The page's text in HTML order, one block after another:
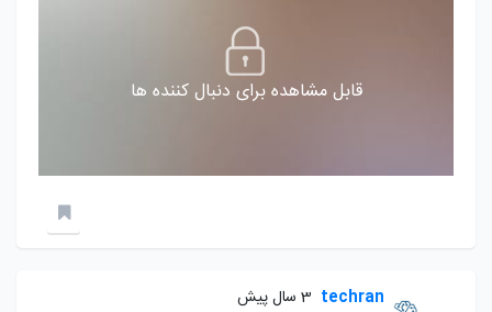
قابل مشاهده برای دنبال کننده ها
techran 3 سال پیش